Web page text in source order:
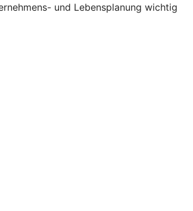
und Lebensplanung wichtig